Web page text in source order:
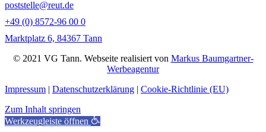
poststelle@reut.de
+49 (0) 8572-96 00 0
Marktplatz 6, 84367 Tann
© 2021 VG Tann. Webseite realisiert von Markus Baumgartner-
Werbeagentur
Impressum | Datenschutzerklärung | Cookie-Richtlinie (EU)
Zum Inhalt springen
Werkzeugleiste öffnen